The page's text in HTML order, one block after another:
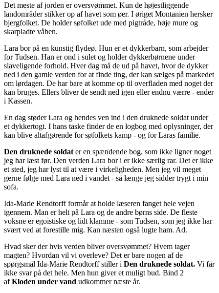
Det meste af jorden er oversvømmet. Kun de højestliggende
landområder stikker op af havet som øer. I øriget Montanien hersker
bjergfolket. De holder søfolket ude med pigtråde, høje mure og
skarpladte våben.
Lara bor på en kunstig flydeø. Hun er et dykkerbarn, som arbejder
for Tudsen. Han er ond i sulet og holder dykkerbørnene under
slaveligende forhold. Hver dag må de ud på havet, hvor de dykker
ned i den gamle verden for at finde ting, der kan sælges på markedet
om lørdagen. De har bare at komme op til overfladen med noget der
kan bruges. Ellers bliver de sendt ned igen eller endnu værre - ender
i Kassen.
En dag støder Lara og hendes ven ind i den druknede soldat under
et dykkertogt. I hans taske finder de en logbog med oplysninger, der
kan blive altafgørende for søfolkets kamp - og for Laras familie.
Den druknede soldat er en spændende bog, som ikke ligner noget
jeg har læst før. Den verden Lara bor i er ikke særlig rar. Det er ikke
et sted, jeg har lyst til at være i virkeligheden. Men jeg vil meget
gerne følge med Lara ned i vandet - så længe jeg sidder trygt i min
sofa.
Ida-Marie Rendtorff formår at holde læseren fanget hele vejen
igennem. Man er helt på Lara og de andre børns side. De fleste
voksne er egoistiske og lidt klamme - som Tudsen, som jeg ikke har
svært ved at forestille mig. Kan næsten også lugte ham. Ad.
Hvad sker der hvis verden bliver oversvømmet? Hvem tager
magten? Hvordan vil vi overleve? Det er bare nogen af de
spørgsmål Ida-Marie Rendtorff stiller i Den druknede soldat. Vi får
ikke svar på det hele. Men hun giver et muligt bud. Bind 2
afKloden under vand udkommer næste år.